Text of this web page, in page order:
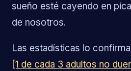
sueño esté cayendo en
de nosotros.
Las estadísticas lo
[1 de cada 3 adultos no